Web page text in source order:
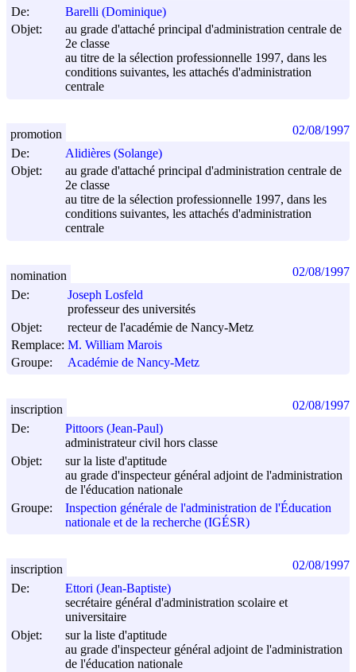
De:
Barelli (Dominique)
Objet:
au grade d'attaché principal d'administration centrale de
2e classe
au titre de la sélection professionnelle 1997, dans les
conditions suivantes, les attachés d'administration
centrale
De:
Alidières (Solange)
Objet:
au grade d'attaché principal d'administration centrale de
2e classe
au titre de la sélection professionnelle 1997, dans les
conditions suivantes, les attachés d'administration
centrale
promotion 02/08/1997
De:
Joseph Losfeld
professeur des universités
Objet:
recteur de l'académie de Nancy-Metz
Remplace: M. William Marois
Groupe:
Académie de Nancy-Metz
nomination 02/08/1997
De:
Pittoors (Jean-Paul)
administrateur civil hors classe
Objet:
sur la liste d'aptitude
au grade d'inspecteur général adjoint de l'administration
de l'éducation nationale
Groupe:
Inspection générale de l'administration de l'Éducation
nationale et de la recherche (IGÉSR)
inscription 02/08/1997
De:
Ettori (Jean-Baptiste)
secrétaire général d'administration scolaire et
universitaire
Objet:
sur la liste d'aptitude
au grade d'inspecteur général adjoint de l'administration
de l'éducation nationale
inscription 02/08/1997